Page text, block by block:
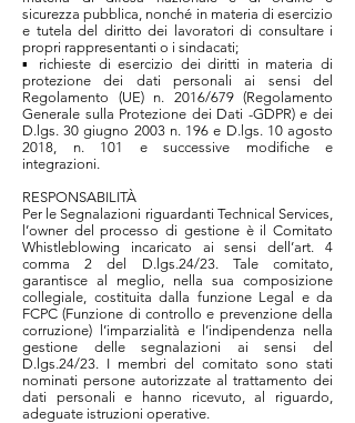
sicurezza pubblica, nonché in materia di esercizio
e tutela del diritto dei lavoratori di consultare i
propri rappresentanti o i sindacati;
▪ richieste di esercizio dei diritti in materia di
protezione dei dati personali ai sensi del
Regolamento (UE) n. 2016/679 (Regolamento
Generale sulla Protezione dei Dati -GDPR) e dei
D.lgs. 30 giugno 2003 n. 196 e D.lgs. 10 agosto
2018, n. 101 e successive modifiche e
integrazioni.
RESPONSABILITÀ
Per le Segnalazioni riguardanti Technical Services,
l’owner del processo di gestione è il Comitato
Whistleblowing incaricato ai sensi dell’art. 4
comma 2 del D.lgs.24/23. Tale comitato,
garantisce al meglio, nella sua composizione
collegiale, costituita dalla funzione Legal e da
FCPC (Funzione di controllo e prevenzione della
corruzione) l’imparzialità e l’indipendenza nella
gestione delle segnalazioni ai sensi del
D.lgs.24/23. I membri del comitato sono stati
nominati persone autorizzate al trattamento dei
dati personali e hanno ricevuto, al riguardo,
adeguate istruzioni operative.